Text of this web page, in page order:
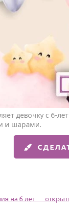
девочку с 6-
и шарами.
на 6 лет —